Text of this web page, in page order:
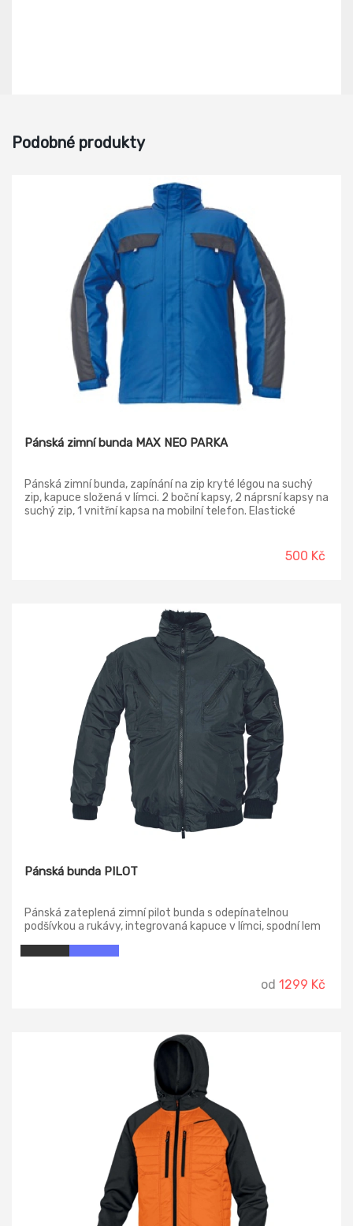
Podobné produkty
Pánská zimní bunda MAX NEO PARKA
Pánská zimní bunda, zapínání na zip kryté légou na suchý
zip, kapuce složená v límci. 2 boční kapsy, 2 náprsní kapsy na
suchý zip, 1 vnitřní kapsa na mobilní telefon. Elastické
500 Kč
Pánská bunda PILOT
Pánská zateplená zimní pilot bunda s odepínatelnou
podšívkou a rukávy, integrovaná kapuce v límci, spodní lem
od 1299 Kč